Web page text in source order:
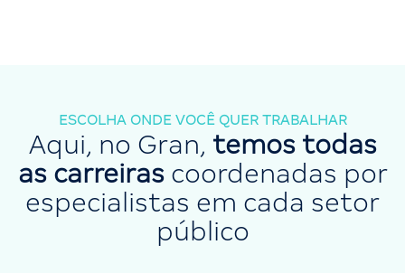
ESCOLHA ONDE VOCÊ QUER TRABALHAR
Aqui, no Gran, temos todas
as carreirascoordenadas por
especialistas em cada setor
público